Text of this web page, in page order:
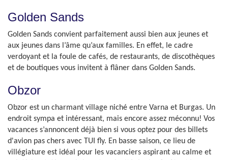
Golden Sands
Golden Sands convient parfaitement aussi bien aux jeunes et
aux jeunes dans l’âme qu’aux familles. En effet, le cadre
verdoyant et la foule de cafés, de restaurants, de discothèques
et de boutiques vous invitent à flâner dans Golden Sands.
Obzor
Obzor est un charmant village niché entre Varna et Burgas. Un
endroit sympa et intéressant, mais encore assez méconnu! Vos
vacances s’annoncent déjà bien si vous optez pour des billets
d'avion pas chers avec TUI fly. En basse saison, ce lieu de
villégiature est idéal pour les vacanciers aspirant au calme et